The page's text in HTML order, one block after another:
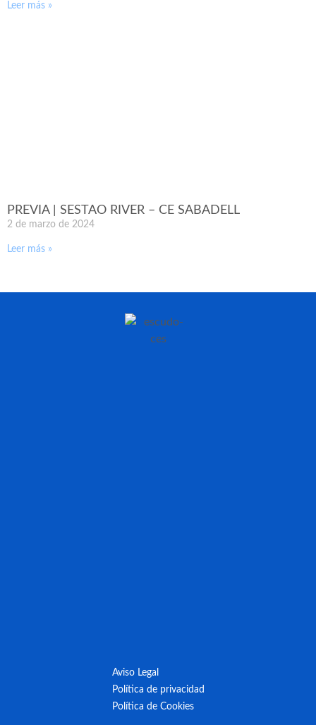
Leer más »
PREVIA | SESTAO RIVER – CE SABADELL
2 de marzo de 2024
Leer más »
Aviso Legal
Política de privacidad
Política de Cookies